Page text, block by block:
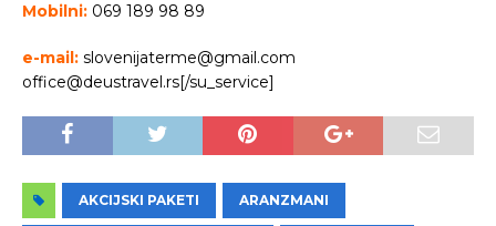
Mobilni: 069 189 98 89
e-mail: slovenijaterme@gmail.com
office@deustravel.rs[/su_service]
AKCIJSKI PAKETI ARANZMANI